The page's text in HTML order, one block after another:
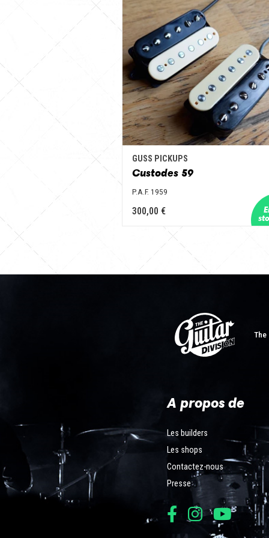
GUSS PICKUPS
Custodes 59
P.A.F. 1959
300,00 €
The
A propos de
Les builders
Les shops
Contactez-nous
Presse